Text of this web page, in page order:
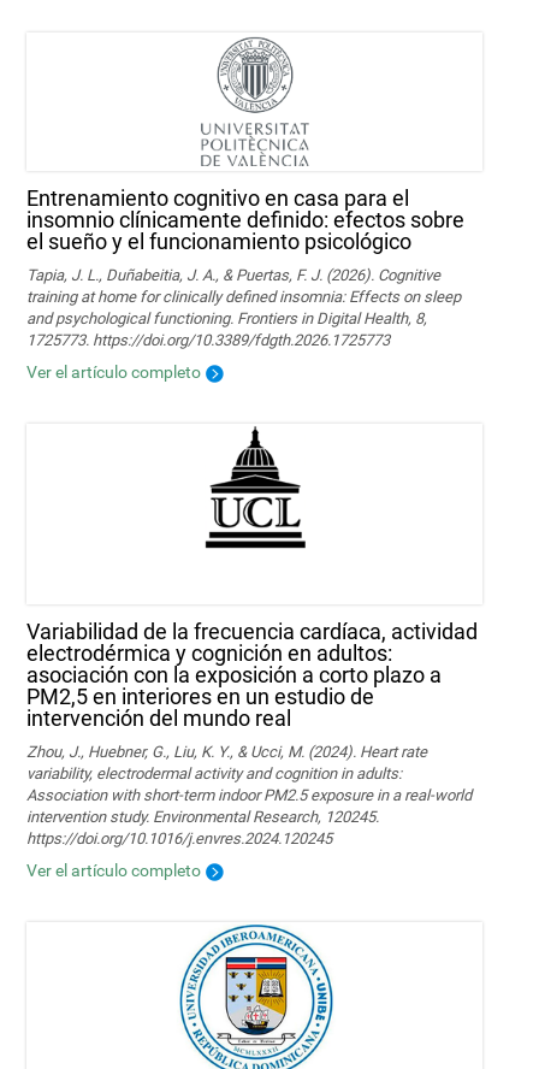
Entrenamiento cognitivo en casa para el
insomnio clínicamente definido: efectos sobre
el sueño y el funcionamiento psicológico
Tapia, J. L., Duñabeitia, J. A., & Puertas, F. J. (2026). Cognitive
training at home for clinically defined insomnia: Effects on sleep
and psychological functioning. Frontiers in Digital Health, 8,
1725773. https://doi.org/10.3389/fdgth.2026.1725773
Ver el artículo completo
Variabilidad de la frecuencia cardíaca, actividad
electrodérmica y cognición en adultos:
asociación con la exposición a corto plazo a
PM2,5 en interiores en un estudio de
intervención del mundo real
Zhou, J., Huebner, G., Liu, K. Y., & Ucci, M. (2024). Heart rate
variability, electrodermal activity and cognition in adults:
Association with short-term indoor PM2.5 exposure in a real-world
intervention study. Environmental Research, 120245.
https://doi.org/10.1016/j.envres.2024.120245
Ver el artículo completo